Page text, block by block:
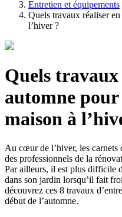
Entretien et équipements
Quels travaux réaliser
l’hiver ?
Quels
automne
maison à
Au cœur de l’hiver, les carnets
des professionnels de la
Par ailleurs, il est plus difficile
dans son jardin lorsqu’il fait
découvrez ces 8 travaux
début de l’automne.